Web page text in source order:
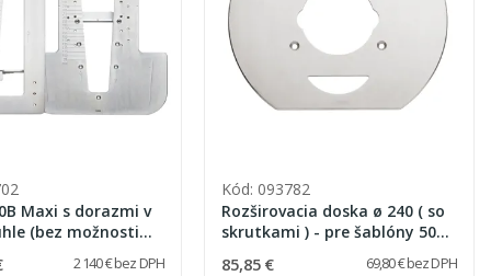
Maxi s dorazmi v
(bez možnosti
2 140 € bez DPH
Kód: 093782
Rozširovacia doska ø 240 ( so
skrutkami ) - pre šablóny 50B,
85,85 € 69,80 € bez DPH